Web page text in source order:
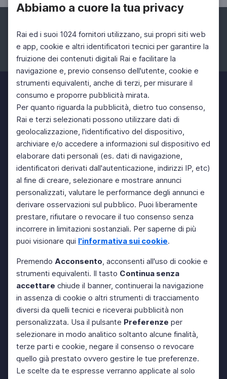
Abbiamo a cuore la tua privacy
Rai ed i suoi 1024 fornitori utilizzano, sui propri siti web
e app, cookie e altri identificatori tecnici per garantire la
fruizione dei contenuti digitali Rai e facilitare la
navigazione e, previo consenso dell'utente, cookie e
strumenti equivalenti, anche di terzi, per misurare il
consumo e proporre pubblicità mirata.
Per quanto riguarda la pubblicità, dietro tuo consenso,
Rai e terzi selezionati possono utilizzare dati di
geolocalizzazione, l'identificativo del dispositivo,
archiviare e/o accedere a informazioni sul dispositivo ed
elaborare dati personali (es. dati di navigazione,
identificatori derivati dall'autenticazione, indirizzi IP, etc)
al fine di creare, selezionare e mostrare annunci
personalizzati, valutare le performance degli annunci e
derivare osservazioni sul pubblico. Puoi liberamente
prestare, rifiutare o revocare il tuo consenso senza
incorrere in limitazioni sostanziali. Per saperne di più
puoi visionare qui l'informativa sui cookie.
Premendo Acconsento, acconsenti all'uso di cookie e
strumenti equivalenti. Il tasto Continua senza
accettare chiude il banner, continuerai la navigazione
in assenza di cookie o altri strumenti di tracciamento
diversi da quelli tecnici e riceverai pubblicità non
personalizzata. Usa il pulsante Preferenze per
selezionare in modo analitico soltanto alcune finalità,
terze parti e cookie, negare il consenso o revocare
quello già prestato ovvero gestire le tue preferenze.
Le scelte da te espresse verranno applicate al solo
Facebook Instagram Twitter